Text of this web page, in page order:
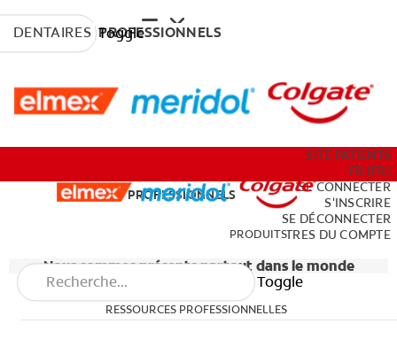
Toggle
PRODUITS
RESSOURCES PROFESSIONNELLES
FORMATIONS PROFESSIONNELLES
ECHANTILLONS
DENTAIRESPROFESSIONNELS
DENTAIRES PROFESSIONNELS
SITE PATIENTS
FR (FR)
SE CONNECTER
S'INSCRIRE
SE DÉCONNECTER
PARAMÈTRES DU COMPTE
PRODUITS
RESSOURCES PROFESSIONNELLES
Toggle
Nous sommes présents partout dans le monde